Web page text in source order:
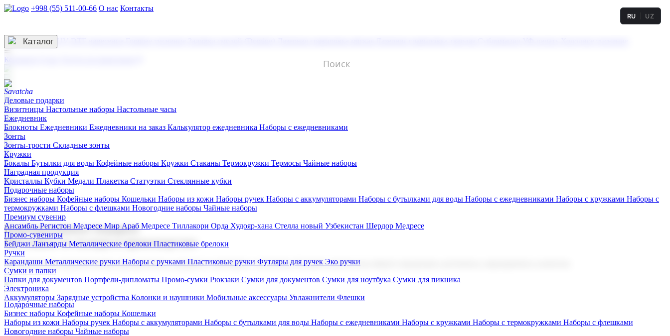
+998 (55) 511-00-66 О нас Контакты
3D гравировка
RU UZ
☰
Контакты
Каталог
Деловые подарки
Визитницы Настольные наборы Настольные часы
Ежедневник
Блокноты Ежедневники Ежедневники на заказ Калькулятор ежедневника Наборы с ежедневниками
Зонты
Зонты-трости Складные зонты
Кружки
Бокалы Бутылки для воды Кофейные наборы Кружки Стаканы Термокружки Термосы Чайные наборы
Наградная продукция
Kристаллы Кубки Медали Плакетка Статуэтки Стеклянные кубки
Подарочные наборы
Бизнес наборы Кофейные наборы Кошельки Наборы из кожи Наборы ручек Наборы с аккумуляторами Наборы с бутылками для воды Наборы с ежедневниками Наборы с кружками Наборы с
термокружками Наборы с флешками Новогодние наборы Чайные наборы
Премиум сувенир
Ансамбль Регистон Медресе Мир Араб Медресе Тиллакори Орда Худояр-хана Стелла новый Узбекистан Шердор Медресе
Промо-сувениры
Бейджи Ланъярды Металлические брелоки Пластиковые брелоки
Ручки
Карандаши Металлические ручки Наборы с ручками Пластиковые ручки Футляры для ручек Эко ручки
Сумки и папки
Папки для документов Портфели-дипломаты Промо-сумки Рюкзаки Сумки для документов Сумки для ноутбука Сумки для пикника
Электроника
Аккумуляторы Зарядные устройства Колонки и наушники Мобильные аксессуары Увлажнители Флешки
Корпоративные подарки
Поставка со склада и производство
Мы предлагаем широкий выбор корпоративных подарков и сувениров с логотипом. В нашем каталоге вы найдете продукцию для бизнеса, мероприятия и клиентов.
Подарочные наборы
Бизнес наборы Кофейные наборы Кошельки
Наборы из кожи Наборы ручек Наборы с аккумуляторами Наборы с бутылками для воды Наборы с ежедневниками Наборы с кружками Наборы с термокружками Наборы с флешками
Новогодние наборы Чайные наборы